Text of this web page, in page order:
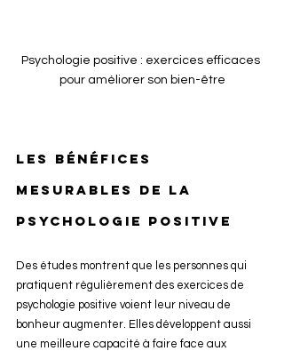
Psychologie positive : exercices efficaces
pour améliorer son bien-être
Les bénéfices
mesurables de la
psychologie positive
Des études montrent que les personnes qui
pratiquent régulièrement des exercices de
psychologie positive voient leur niveau de
bonheur augmenter. Elles développent aussi
une meilleure capacité à faire face aux